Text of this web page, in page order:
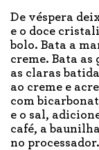
De véspera
e o doce
bolo. Bata a
creme. Bata as
as claras
ao creme e
com
e o sal,
café, a
no processador.